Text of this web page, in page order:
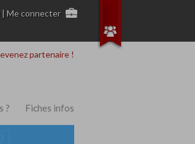
|Me connecter
partenaire !
? Fiches infos